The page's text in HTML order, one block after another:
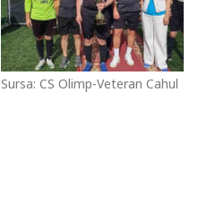
Sursa: CS Olimp-Veteran Cahul